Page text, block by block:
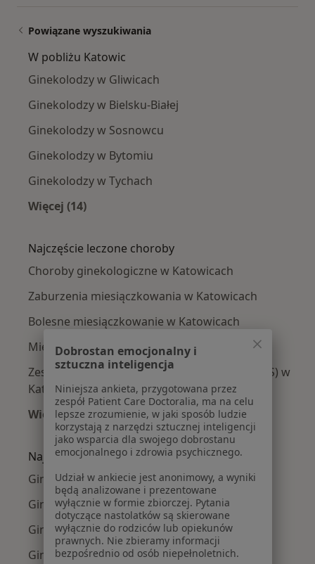
Powiązane wyszukiwania
W pobliżu Katowic
Ginekolodzy w Gliwicach
Ginekolodzy w Bielsku-Białej
Ginekolodzy w Sosnowcu
Ginekolodzy w Bytomiu
Ginekolodzy w Tychach
Więcej (14)
Najczęście leczone choroby
Choroby ginekologiczne w Katowicach
Zaburzenia miesiączkowania w Katowicach
Bolesne miesiączkowanie w Katowicach
Mięśniaki macicy w Katowicach
Zespół policystycznych jajników (PCOS / PMOS) w
Katowicach
Więcej (15)
Więcej w kategorii: Najczęście leczone
Najpopularniejsze ubezpieczenia
Ginekolodzy z Allianz w Katowicach
Ginekolodzy z POLMED w Katowicach
Ginekolodzy z Signal Iduna w Katowicach
Ginekolodzy z NFZ w Katowicach
Dobrostan emocjonalny i
sztuczna inteligencja
Niniejsza ankieta, przygotowana przez
zespół Patient Care Doctoralia, ma na celu
lepsze zrozumienie, w jaki sposób ludzie
korzystają z narzędzi sztucznej inteligencji
jako wsparcia dla swojego dobrostanu
emocjonalnego i zdrowia psychicznego.
Udział w ankiecie jest anonimowy, a wyniki
będą analizowane i prezentowane
wyłącznie w formie zbiorczej. Pytania
dotyczące nastolatków są skierowane
wyłącznie do rodziców lub opiekunów
prawnych. Nie zbieramy informacji
bezpośrednio od osób niepełnoletnich.